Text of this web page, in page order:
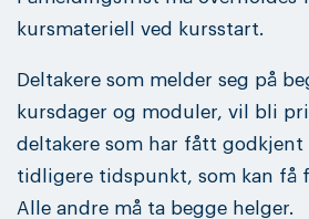
kursmateriell ved kursstart.
Deltakere som melder seg på
kursdager og moduler, vil bli
deltakere som har fått godkjent
tidligere tidspunkt, som kan få
Alle andre må ta begge helger.